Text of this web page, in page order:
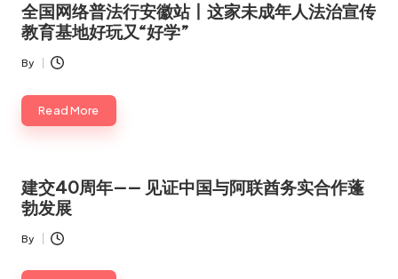
全国网络普法行安徽站丨这家未成年人法治宣传
教育基地好玩又“好学”
Posted
By
Read More
建交40周年—— 见证中国与阿联酋务实合作蓬
勃发展
Posted
By